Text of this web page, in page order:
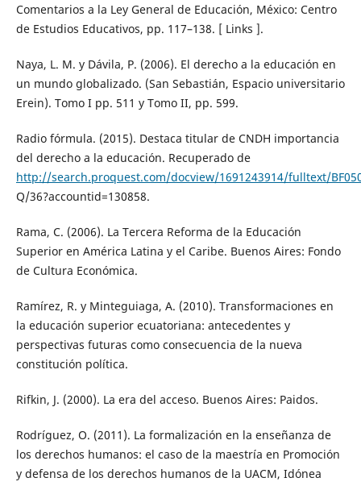
Comentarios a la Ley General de Educación, México: Centro
de Estudios Educativos, pp. 117–138. [ Links ].
Naya, L. M. y Dávila, P. (2006). El derecho a la educación en
un mundo globalizado. (San Sebastián, Espacio universitario
Erein). Tomo I pp. 511 y Tomo II, pp. 599.
Radio fórmula. (2015). Destaca titular de CNDH importancia
del derecho a la educación. Recuperado de
http://search.proquest.com/docview/1691243914/fulltext/
Q/36?accountid=130858.
Rama, C. (2006). La Tercera Reforma de la Educación
Superior en América Latina y el Caribe. Buenos Aires: Fondo
de Cultura Económica.
Ramírez, R. y Minteguiaga, A. (2010). Transformaciones en
la educación superior ecuatoriana: antecedentes y
perspectivas futuras como consecuencia de la nueva
constitución política.
Rifkin, J. (2000). La era del acceso. Buenos Aires: Paidos.
Rodríguez, O. (2011). La formalización en la enseñanza de
los derechos humanos: el caso de la maestría en Promoción
y defensa de los derechos humanos de la UACM, Idónea